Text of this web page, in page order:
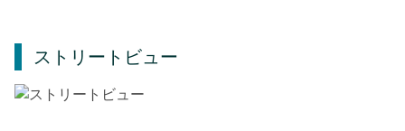
ストリートビュー